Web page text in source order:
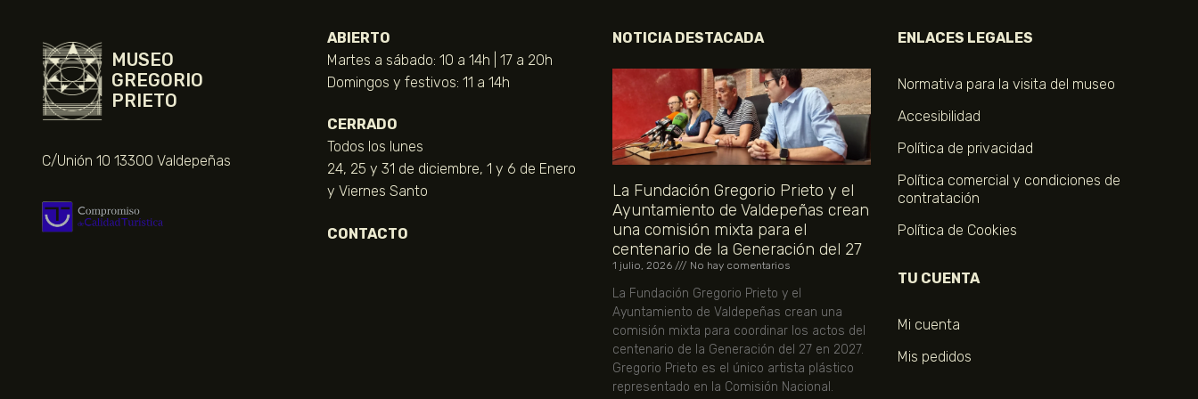
MUSEO
GREGORIO
PRIETO
C/Unión 10 13300 Valdepeñas
ABIERTO
Martes a sábado: 10 a 14h | 17 a 20h
Domingos y festivos: 11 a 14h
CERRADO
Todos los lunes
24, 25 y 31 de diciembre, 1 y 6 de Enero
y Viernes Santo
CONTACTO
NOTICIA DESTACADA
La Fundación Gregorio Prieto y el
Ayuntamiento de Valdepeñas crean
una comisión mixta para el
centenario de la Generación del 27
1 julio, 2026 No hay comentarios
La Fundación Gregorio Prieto y el
Ayuntamiento de Valdepeñas crean una
comisión mixta para coordinar los actos del
centenario de la Generación del 27 en 2027.
Gregorio Prieto es el único artista plástico
representado en la Comisión Nacional.
ENLACES LEGALES
Normativa para la visita del museo
Accesibilidad
Política de privacidad
Política comercial y condiciones de
contratación
Política de Cookies
TU CUENTA
Mi cuenta
Mis pedidos